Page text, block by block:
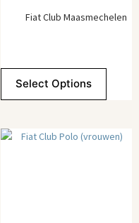
Fiat Club Maasmechelen
Select Options